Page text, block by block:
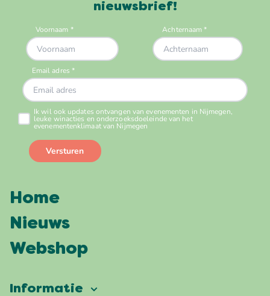
nieuwsbrief!
Home
Nieuws
Webshop
Informatie